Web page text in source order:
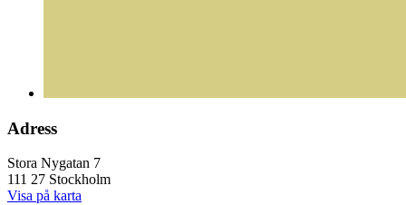
Adress
Stora Nygatan 7
111 27 Stockholm
Visa på karta